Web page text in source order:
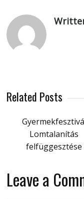
Related Posts
Lomtalanítás
felfüggesztése
Leave a